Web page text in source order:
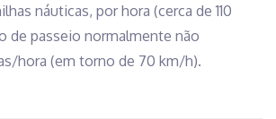
náuticas, por hora (cerca de 110
de passeio normalmente não
hora (em torno de 70 km/h).